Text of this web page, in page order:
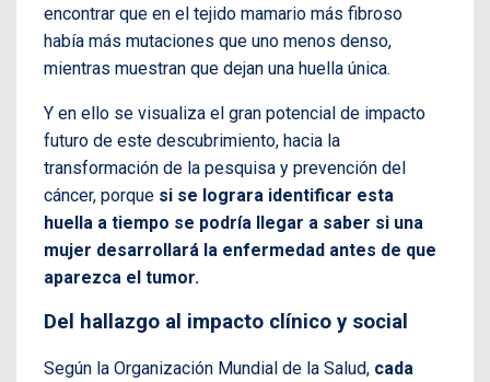
encontrar que en el tejido mamario más fibroso
había más mutaciones que uno menos denso,
mientras muestran que dejan una huella única.
Y en ello se visualiza el gran potencial de impacto
futuro de este descubrimiento, hacia la
transformación de la pesquisa y prevención del
cáncer, porque si se lograra identificar esta
huella a tiempo se podría llegar a saber si una
mujer desarrollará la enfermedad antes de que
aparezca el tumor.
Del hallazgo al impacto clínico y social
Según la Organización Mundial de la Salud, cada